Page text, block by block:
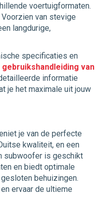
voertuigformaten.
Voorzien van stevige
langdurige,
specificaties en
gebruikshandleiding van
informatie
je het maximale uit jouw
je van de perfecte
kwaliteit, en een
subwoofer is geschikt
en biedt optimale
behuizingen.
en ervaar de ultieme